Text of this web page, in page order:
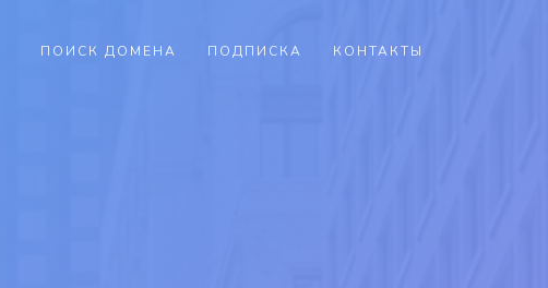
ПОИСК ДОМЕНА ПОДПИСКА КОНТАКТЫ